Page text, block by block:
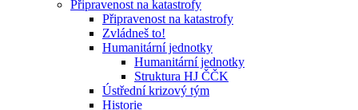
Připravenost na katastrofy
Připravenost na katastrofy
Zvládneš to!
Humanitární jednotky
Humanitární jednotky
Struktura HJ ČČK
Ústřední krizový tým
Historie